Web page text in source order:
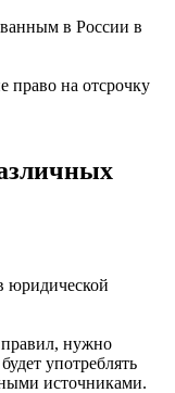
в России в
право на отсрочку
юридической
правил, нужно
употреблять
источниками.